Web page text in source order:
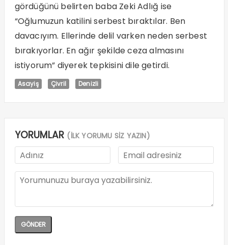
gördüğünü belirten baba Zeki Adlığ ise
“Oğlumuzun katilini serbest bıraktılar. Ben
davacıyım. Ellerinde delil varken neden serbest
bırakıyorlar. En ağır şekilde ceza almasını
istiyorum” diyerek tepkisini dile getirdi.
Asayiş Çivril Denizli
YORUMLAR (İLK YORUMU SİZ YAZIN)